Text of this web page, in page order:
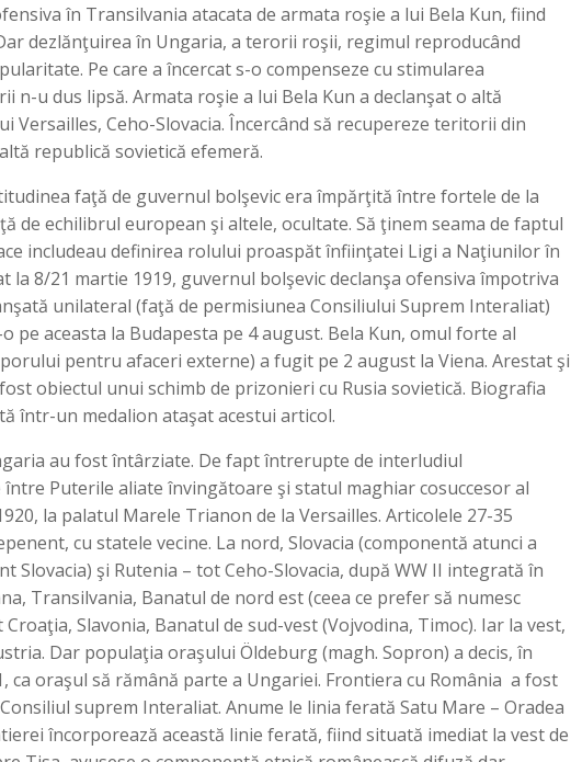
în Transilvania atacata de armata roşie a lui Bela Kun, fiind
dezlănţuirea în Ungaria, a terorii roşii, regimul reproducând
Pe care a încercat s-o compenseze cu stimularea
n-u dus lipsă. Armata roşie a lui Bela Kun a declanşat o altă
Versailles, Ceho-Slovacia. Încercând să recupereze teritorii din
republică sovietică efemeră.
faţă de guvernul bolşevic era împărţită între fortele de la
de echilibrul european şi altele, ocultate. Să ţinem seama de faptul
includeau definirea rolului proaspăt înfiinţatei Ligi a Naţiunilor în
8/21 martie 1919, guvernul bolşevic declanşa ofensiva împotriva
unilateral (faţă de permisiunea Consiliului Suprem Interaliat)
pe aceasta la Budapesta pe 4 august. Bela Kun, omul forte al
pentru afaceri externe) a fugit pe 2 august la Viena. Arestat şi
obiectul unui schimb de prizonieri cu Rusia sovietică. Biografia
într-un medalion ataşat acestui articol.
au fost întârziate. De fapt întrerupte de interludiul
Puterile aliate învingătoare şi statul maghiar cosuccesor al
la palatul Marele Trianon de la Versailles. Articolele 27-35
cu statele vecine. La nord, Slovacia (componentă atunci a
Slovacia) şi Rutenia – tot Ceho-Slovacia, după WW II integrată în
Transilvania, Banatul de nord est (ceea ce prefer să numesc
Slavonia, Banatul de sud-vest (Vojvodina, Timoc). Iar la vest,
Dar populaţia oraşului Öldeburg (magh. Sopron) a decis, în
ca oraşul să rămână parte a Ungariei. Frontiera cu România a fost
suprem Interaliat. Anume le linia ferată Satu Mare – Oradea
încorporează această linie ferată, fiind situată imediat la vest de